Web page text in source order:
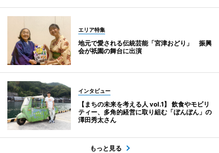
エリア特集
地元で愛される伝統芸能「宮津おどり」 振興
会が祇園の舞台に出演
インタビュー
【まちの未来を考える人 vol.1】 飲食やモビリ
ティー、多角的経営に取り組む「ぼんぼん」の
澤田秀太さん
もっと見る